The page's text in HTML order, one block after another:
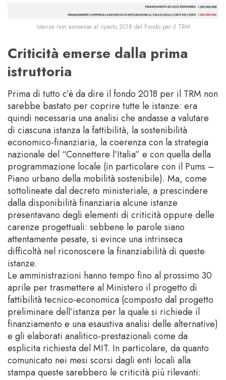
Istanze non ammesse al riparto 2018 del Fondo per il TRM
Criticità emerse dalla prima
istruttoria
Prima di tutto c’è da dire il fondo 2018 per il TRM non
sarebbe bastato per coprire tutte le istanze: era
quindi necessaria una analisi che andasse a valutare
di ciascuna istanza la fattibilità, la sostenibilità
economico-finanziaria, la coerenza con la strategia
nazionale del “Connettere l’Italia” e con quella della
programmazione locale (in particolare con il Pums –
Piano urbano della mobilità sostenibile). Ma, come
sottolineate dal decreto ministeriale, a prescindere
dalla disponibilità finanziaria alcune istanze
presentavano degli elementi di criticità oppure delle
carenze progettuali: sebbene le parole siano
attentamente pesate, si evince una intrinseca
difficoltà nel riconoscere la finanziabilità di queste
istanze.
Le amministrazioni hanno tempo fino al prossimo 30
aprile per trasmettere al Ministero il progetto di
fattibilità tecnico-economica (composto dal progetto
preliminare dell’istanza per la quale si richiede il
finanziamento e una esaustiva analisi delle alternative)
e gli elaborati analitico-prestazionali come da
esplicita richiesta del MIT. In particolare, da quanto
comunicato nei mesi scorsi dagli enti locali alla
stampa queste sarebbero le criticità più rilevanti: